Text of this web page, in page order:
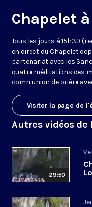
Chapelet
Tous les jours à 15h30
en direct du Chapelet
partenariat avec les
quatre méditations des
communion de prière
Visiter la page de
Autres vidéos de
29:50